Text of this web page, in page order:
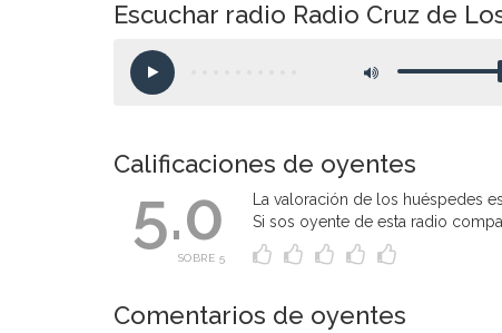
Escuchar radio Radio Cruz de
Calificaciones de oyentes
5.0
SOBRE 5
La valoración de los huéspedes
Si sos oyente de esta radio
Comentarios de oyentes